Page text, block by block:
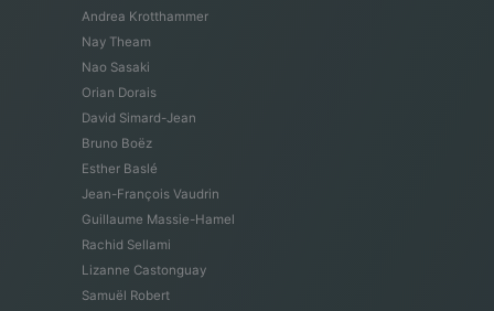
Andrea Krotthammer
Nay Theam
Nao Sasaki
Orian Dorais
David Simard-Jean
Bruno Boëz
Esther Baslé
Jean-François Vaudrin
Guillaume Massie-Hamel
Rachid Sellami
Lizanne Castonguay
Samuël Robert